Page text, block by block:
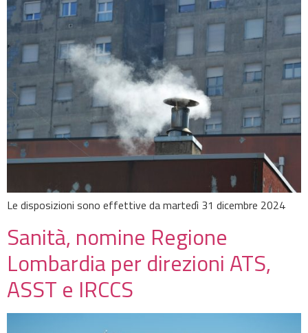
Le disposizioni sono effettive da martedì 31 dicembre 2024
Sanità, nomine Regione
Lombardia per direzioni ATS,
ASST e IRCCS